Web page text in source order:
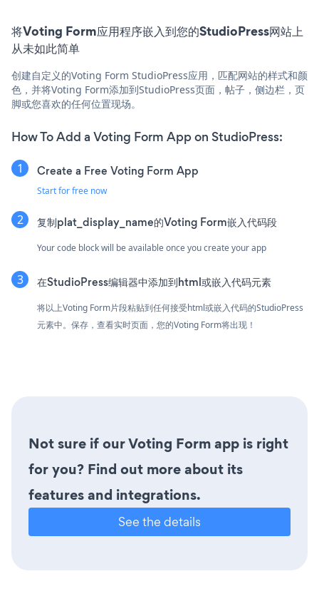
将Voting Form应用程序嵌入到您的StudioPress网站上
从未如此简单
创建自定义的Voting Form StudioPress应用，匹配网站的样式和颜
色，并将Voting Form添加到StudioPress页面，帖子，侧边栏，页
脚或您喜欢的任何位置现场。
How To Add a Voting Form App on StudioPress:
Create a Free Voting Form App
Start for free now
复制plat_display_name的Voting Form嵌入代码段
Your code block will be available once you create your app
在StudioPress编辑器中添加到html或嵌入代码元素
将以上Voting Form片段粘贴到任何接受html或嵌入代码的StudioPress
元素中。保存，查看实时页面，您的Voting Form将出现！
Not sure if our Voting Form app is right
for you? Find out more about its
features and integrations.
See the details